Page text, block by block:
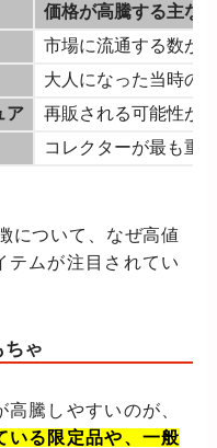
価格が高騰する主な
市場に流通する数が
大人になった当時の
ア
再販される可能性が
コレクターが最も重
について、なぜ高値
テムが注目されてい
ちゃ
騰しやすいのが、
いる限定品や、一般